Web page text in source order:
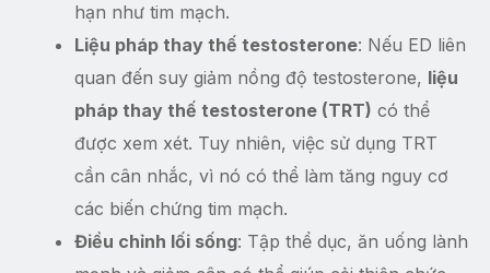
hạn như tim mạch.
Liệu pháp thay thế testosterone: Nếu ED liên
quan đến suy giảm nồng độ testosterone, liệu
pháp thay thế testosterone (TRT) có thể
được xem xét. Tuy nhiên, việc sử dụng TRT
cần cân nhắc, vì nó có thể làm tăng nguy cơ
các biến chứng tim mạch.
Điều chỉnh lối sống: Tập thể dục, ăn uống lành